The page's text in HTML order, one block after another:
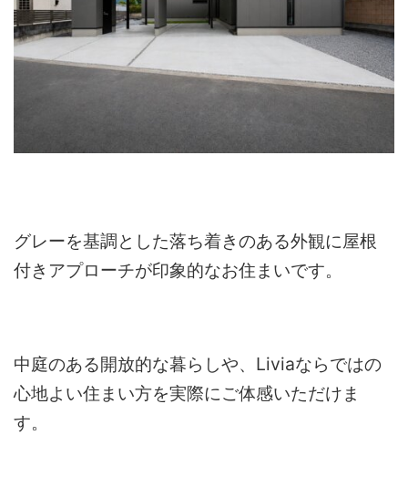
グレーを基調とした落ち着きのある外観に屋根
付きアプローチが印象的なお住まいです。
中庭のある開放的な暮らしや、Liviaならではの
心地よい住まい方を実際にご体感いただけま
す。